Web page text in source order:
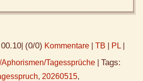
(0/0) Kommentare TB PL
Tagessprüche Tags:
, 20260515,